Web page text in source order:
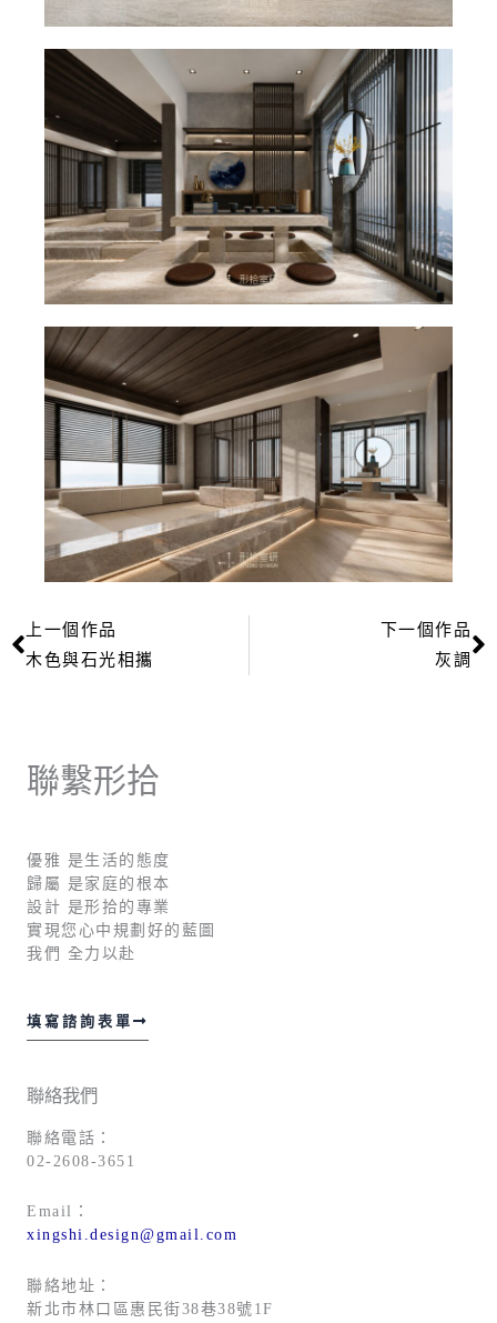
上一頁
上一個作品
木色與石光相攜
下一個作品
灰調
聯繫形拾
優雅 是生活的態度
歸屬 是家庭的根本
設計 是形拾的專業
實現您心中規劃好的藍圖
我們 全力以赴
填寫諮詢表單
聯絡我們
聯絡電話：
02-2608-3651
Email：
xingshi.design@gmail.com
聯絡地址：
新北市林口區惠民街38巷38號1F